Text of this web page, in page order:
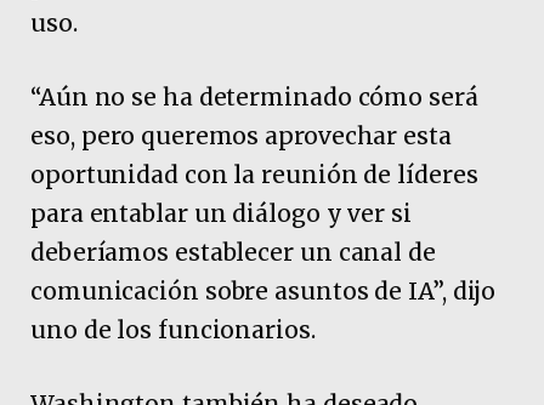
uso.
“Aún no se ha determinado cómo será
eso, pero queremos aprovechar esta
oportunidad con la reunión de líderes
para entablar un diálogo y ver si
deberíamos establecer un canal de
comunicación sobre asuntos de IA”, dijo
uno de los funcionarios.